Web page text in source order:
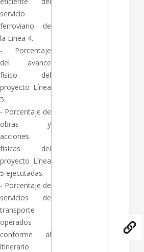
servicio
ferroviario de
la Línea 4.
- Porcentaje
del avance
físico del
proyecto Línea
5.
- Porcentaje de
obras y
acciones
físicas del
proyecto Línea
5 ejecutadas.
- Porcentaje de
servicios de
transporte
operados
conforme al
itinerario